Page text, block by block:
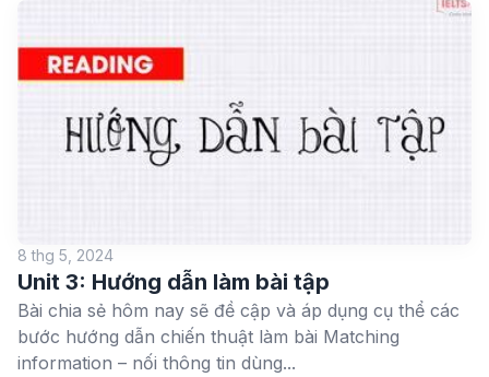
8 thg 5, 2024
Unit 3: Hướng dẫn làm bài tập
Bài chia sẻ hôm nay sẽ đề cập và áp dụng cụ thể các
bước hướng dẫn chiến thuật làm bài Matching
information – nối thông tin dùng...